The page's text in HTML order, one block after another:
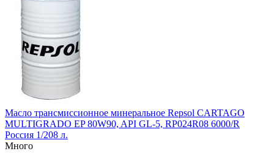
Масло трансмиссионное минеральное Repsol CARTAGO
MULTIGRADO EP 80W90, API GL-5, RP024R08 6000/R
Россия 1/208 л.
Много